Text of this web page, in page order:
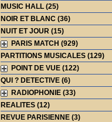
MUSIC HALL (25)
NOIR ET BLANC (36)
NUIT ET JOUR (15)
PARIS MATCH (929)
PARTITIONS MUSICALES (129)
POINT DE VUE (122)
QUI ? DETECTIVE (6)
RADIOPHONIE (33)
REALITES (12)
REVUE PARISIENNE (3)